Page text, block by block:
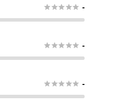
 -
 -
 -